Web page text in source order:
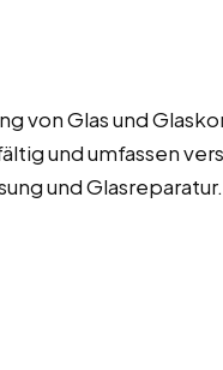
von Glas und
und umfassen
und